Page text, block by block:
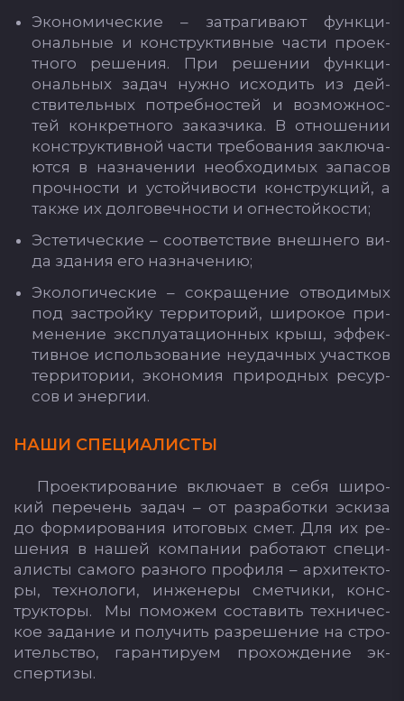
Эко­но­ми­чес­кие – зат­ра­ги­ва­ют фун­кци­
ональ­ные и конс­трук­тив­ные час­ти про­ек­
тно­го ре­ше­ния. При ре­ше­нии фун­кци­
ональ­ных за­дач нуж­но ис­хо­дить из дей­
стви­тель­ных пот­реб­нос­тей и воз­мож­нос­
тей кон­крет­но­го за­каз­чи­ка. В от­но­ше­нии
конс­трук­тив­ной час­ти тре­бо­ва­ния зак­лю­ча­
ют­ся в наз­на­че­нии не­об­хо­ди­мых за­па­сов
проч­нос­ти и ус­той­чи­вос­ти конс­трук­ций, а
так­же их дол­го­веч­нос­ти и ог­нес­той­кос­ти;
Эс­те­ти­чес­кие – со­от­ветс­твие внеш­не­го ви­
да зда­ния его наз­на­че­нию;
Эко­ло­ги­чес­кие – сок­ра­ще­ние от­во­ди­мых
под зас­трой­ку тер­ри­то­рий, ши­ро­кое при­
ме­не­ние экс­плу­ата­ци­он­ных крыш, эф­фек­
тив­ное ис­поль­зо­ва­ние не­удач­ных учас­тков
тер­ри­то­рии, эко­но­мия при­род­ных ре­сур­
сов и энер­гии.
НА­ШИ СПЕ­ЦИ­АЛИС­ТЫ
Про­ек­ти­ро­ва­ние вклю­ча­ет в се­бя ши­ро­
кий пе­ре­чень за­дач – от раз­ра­бот­ки эс­ки­за
до фор­ми­ро­ва­ния ито­го­вых смет. Для их ре­
ше­ния в на­шей ком­па­нии ра­бо­та­ют спе­ци­
алис­ты са­мо­го раз­но­го про­фи­ля – ар­хи­тек­то­
ры, тех­но­ло­ги, ин­же­не­ры смет­чи­ки, конс­
трук­то­ры. Мы по­мо­жем сос­та­вить тех­ни­чес­
кое за­да­ние и по­лу­чить раз­ре­ше­ние на стро­
итель­ство, га­ран­ти­ру­ем про­хож­де­ние эк­
спер­ти­зы.